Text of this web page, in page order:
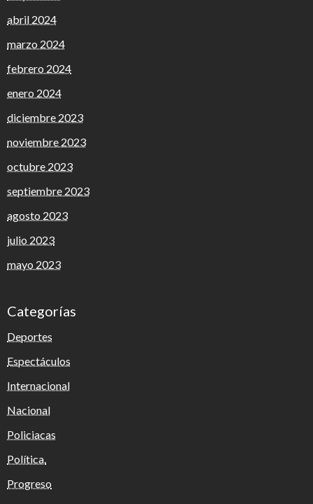
abril 2024
marzo 2024
febrero 2024
enero 2024
diciembre 2023
noviembre 2023
octubre 2023
septiembre 2023
agosto 2023
julio 2023
mayo 2023
Categorías
Deportes
Espectáculos
Internacional
Nacional
Policiacas
Política.
Progreso